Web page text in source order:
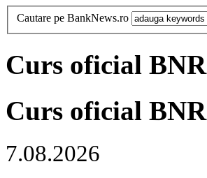
Cautare pe BankNews.ro
Curs oficial BNR
Curs oficial BNR
7.08.2026